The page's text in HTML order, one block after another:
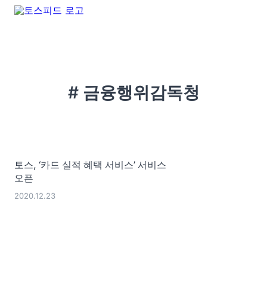
# 금융행위감독청
토스, ‘카드 실적 혜택 서비스’ 서비스
오픈
2020.12.23